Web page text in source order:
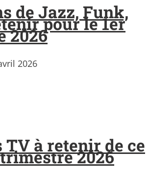
de Jazz, Funk,
pour le 1er
2026
2026
TV à retenir de ce
2026